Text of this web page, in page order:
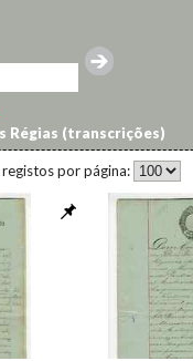
Régias (transcrições)
registos por página: